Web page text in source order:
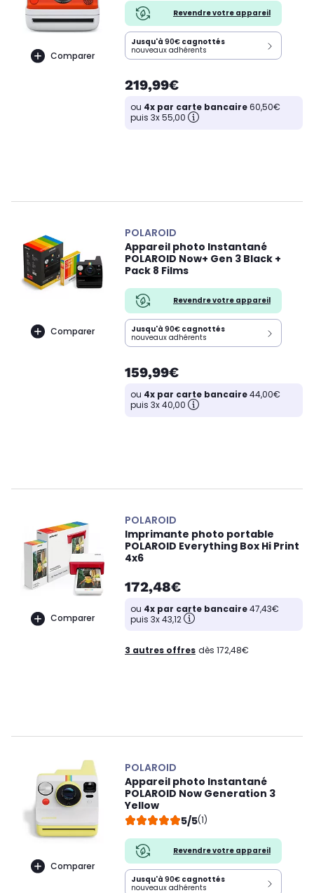
Comparer
Revendre votre appareil
Jusqu'à 90€ cagnottés
nouveaux adhérents
219,99€
ou 4x par carte bancaire60,50€
puis 3x 55,00
Comparer
POLAROID
Appareil photo Instantané
POLAROID Now+ Gen 3 Black +
Pack 8 Films
Revendre votre appareil
Jusqu'à 90€ cagnottés
nouveaux adhérents
159,99€
ou 4x par carte bancaire44,00€
puis 3x 40,00
Comparer
POLAROID
Imprimante photo portable
POLAROID Everything Box Hi Print
4x6
172,48€
ou 4x par carte bancaire47,43€
puis 3x 43,12
3 autres offres dès 172,48€
Comparer
POLAROID
Appareil photo Instantané
POLAROID Now Generation 3
Yellow
5/5(1)
Revendre votre appareil
Jusqu'à 90€ cagnottés
nouveaux adhérents